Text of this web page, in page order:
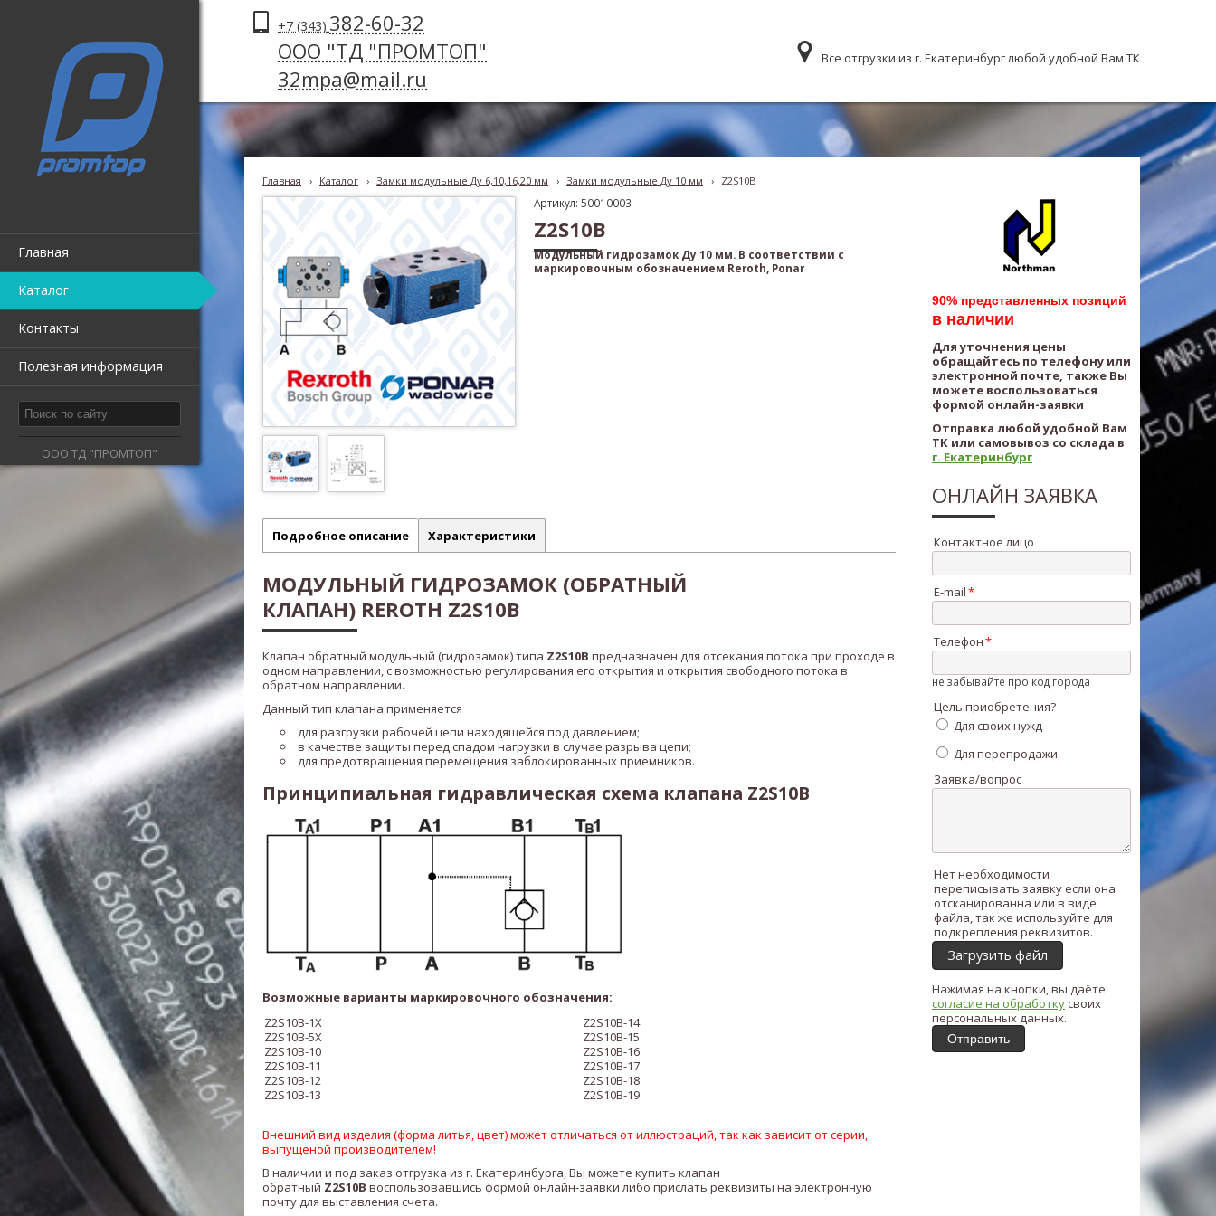
Главная
Каталог
Контакты
Полезная информация
ООО ТД "ПРОМТОП"
+7 (343) 382-60-32
ООО "ТД "ПРОМТОП"
32mpa@mail.ru
Все отгрузки из г. Екатеринбург любой удобной Вам ТК
Главная › Каталог › Замки модульные Ду 6,10,16,20 мм › Замки модульные Ду 10 мм › Z2S10B
Артикул: 50010003
Z2S10B
Модульный гидрозамок Ду 10 мм. В соответствии с
маркировочным обозначением Reroth, Ponar
Подробное описание Характеристики
МОДУЛЬНЫЙ ГИДРОЗАМОК (ОБРАТНЫЙ
КЛАПАН) REROTH Z2S10B
Клапан обратный модульный (гидрозамок) типа Z2S10B предназначен для отсекания потока при проходе в
одном направлении, с возможностью регулирования его открытия и открытия свободного потока в
обратном направлении.
Данный тип клапана применяется
для разгрузки рабочей цепи находящейся под давлением;
в качестве защиты перед спадом нагрузки в случае разрыва цепи;
для предотвращения перемещения заблокированных приемников.
Принципиальная гидравлическая схема клапана Z2S10B
Возможные варианты маркировочного обозначения:
Z2S10B-1X
Z2S10B-5X
Z2S10B-10
Z2S10B-11
Z2S10B-12
Z2S10B-13
Z2S10B-14
Z2S10B-15
Z2S10B-16
Z2S10B-17
Z2S10B-18
Z2S10B-19
Внешний вид изделия (форма литья, цвет) может отличаться от иллюстраций, так как зависит от серии,
выпущеной производителем!
В наличии и под заказ отгрузка из г. Екатеринбурга, Вы можете купить клапан
обратный Z2S10B воспользовавшись формой онлайн-заявки либо прислать реквизиты на электронную
почту для выставления счета.
90% представленных позиций
в наличии
Для уточнения цены
обращайтесь по телефону или
электронной почте, также Вы
можете воспользоваться
формой онлайн-заявки
Отправка любой удобной Вам
ТК или самовывоз со склада в
г. Екатеринбург
ОНЛАЙН ЗАЯВКА
Контактное лицо
E-mail
Телефон
не забывайте про код города
Цель приобретения?
Для своих нужд
Для перепродажи
Заявка/вопрос
Нет необходимости
переписывать заявку если она
отсканированна или в виде
файла, так же используйте для
подкрепления реквизитов.
Загрузить файл
Нажимая на кнопки, вы даёте
согласие на обработкусвоих
персональных данных.
Отправить